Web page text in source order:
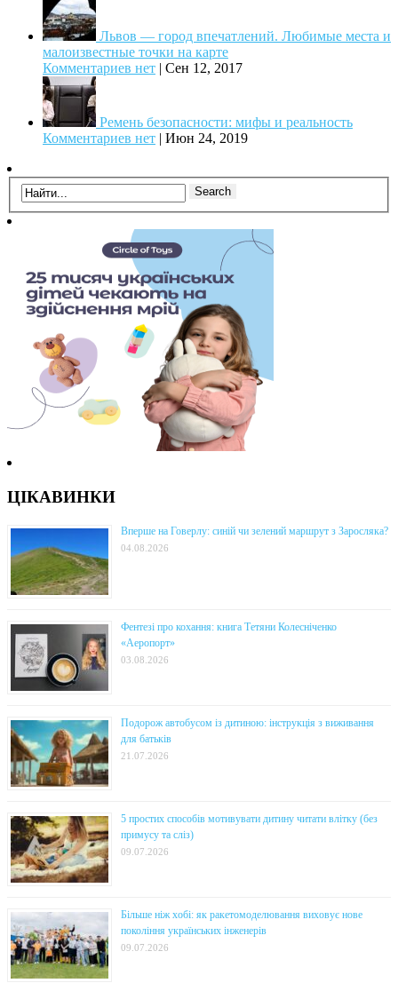
Львов — город впечатлений. Любимые места и
малоизвестные точки на карте
Комментариев нет | Сен 12, 2017
Ремень безопасности: мифы и реальность
Комментариев нет | Июн 24, 2019
ЦІКАВИНКИ
Вперше на Говерлу: синій чи зелений маршрут з Заросляка?
04.08.2026
Фентезі про кохання: книга Тетяни Колесніченко
«Аеропорт»
03.08.2026
Подорож автобусом із дитиною: інструкція з виживання
для батьків
21.07.2026
5 простих способів мотивувати дитину читати влітку (без
примусу та сліз)
09.07.2026
Більше ніж хобі: як ракетомоделювання виховує нове
покоління українських інженерів
09.07.2026